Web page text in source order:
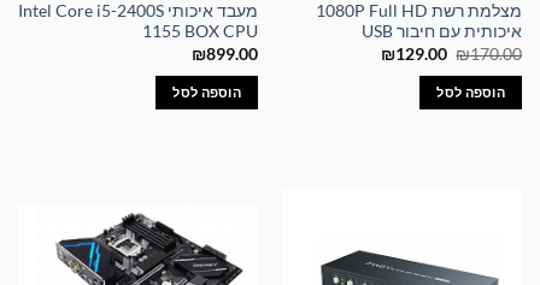
מצלמת רשת 1080P Full HD
איכותית עם חיבור USB
₪170.00
המחיר
היה:
₪170.00.
₪129.00
המחיר
הוספה לסל
מעבד איכותי Intel Core i5-2400S
1155 BOX CPU
₪899.00
הוספה לסל